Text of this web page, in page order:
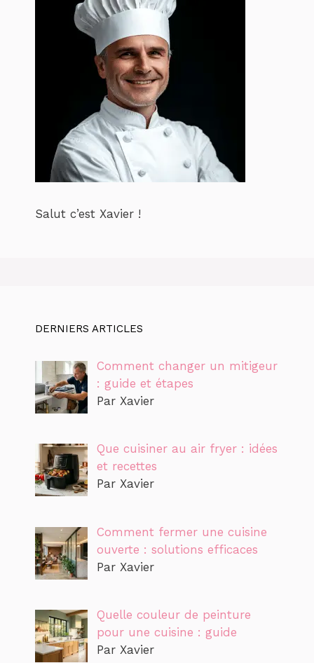
Salut c’est Xavier !
DERNIERS ARTICLES
Comment changer un mitigeur
: guide et étapes
Par Xavier
Que cuisiner au air fryer : idées
et recettes
Par Xavier
Comment fermer une cuisine
ouverte : solutions efficaces
Par Xavier
Quelle couleur de peinture
pour une cuisine : guide
Par Xavier